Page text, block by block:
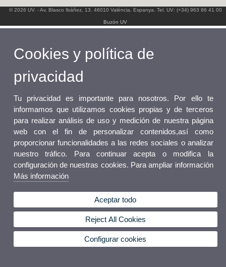
© 2026 UV. - Av. Blasco Ibáñez, 13. 46010 València. Espanya. Tel. UV: (+34) 963 86 41 00
Buzón UV
Cookies y política de
privacidad
Tu privacidad es importante para nosotros. Por ello te
informamos que utilizamos cookies propias y de terceros
para realizar análisis de uso y medición de nuestra página
web con el fin de personalizar contenidos,así como
proporcionar funcionalidades a las redes sociales o analizar
nuestro tráfico. Para continuar acepta o modifica la
configuración de nuestras cookies. Para ampliar información
Más información
Aceptar todo
Reject All Cookies
Configurar cookies